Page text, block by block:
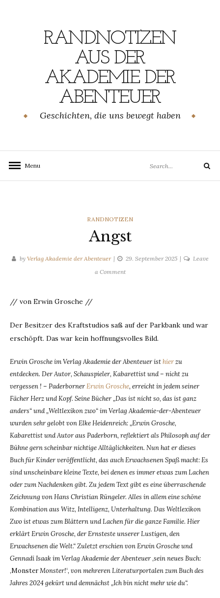
RANDNOTIZEN
AUS DER
AKADEMIE DER
ABENTEUER
Geschichten, die uns bewegt haben
Menu
for:
Search
CATEGORIES
RANDNOTIZEN
Angst
by Verlag Akademie der Abenteuer 29. September 2025
Leave
a Commenton
// von Erwin Grosche //
Der Besitzer des Kraftstudios saß auf der Parkbank und war
erschöpft. Das war kein hoffnungsvolles Bild.
Erwin Grosche im Verlag Akademie der Abenteuer isthierzu
entdecken. Der Autor, Schauspieler, Kabarettist und – nicht zu
vergessen ! – PaderbornerErwin Grosche, erreicht in jedem seiner
Fächer Herz und Kopf. Seine Bücher „Das ist nicht so, das ist ganz
anders“ und „Weltlexikon zwo“ im Verlag Akademie-der-Abenteuer
wurden sehr gelobt von Elke Heidenreich: „Erwin Grosche,
Kabarettist und Autor aus Paderborn, reflektiert als Philosoph auf der
Bühne gern scheinbar nichtige Alltäglichkeiten. Nun hat er dieses
Buch für Kinder veröffentlicht, das auch Erwachsenen Spaß macht: Es
sind unscheinbare kleine Texte, bei denen es immer etwas zum Lachen
oder zum Nachdenken gibt. Zu jedem Text gibt es eine überraschende
Zeichnung von Hans Christian Rüngeler. Alles in allem eine schöne
Kombination aus Witz, Intelligenz, Unterhaltung. Das Weltlexikon
Zwo ist etwas zum Blättern und Lachen für die ganze Familie. Hier
erklärt Erwin Grosche, der Ernsteste unserer Lustigen, den
Erwachsenen die Welt.“ Zuletzt erschien von Erwin Grosche und
Gennadi Isaak im Verlag Akademie der Abenteuer‚sein neues Buch:
‚MonsterMonster!‘, von mehreren Literaturportalen zum Buch des
Jahres 2024 gekürt und demnächst „Ich bin nicht mehr wie du“.